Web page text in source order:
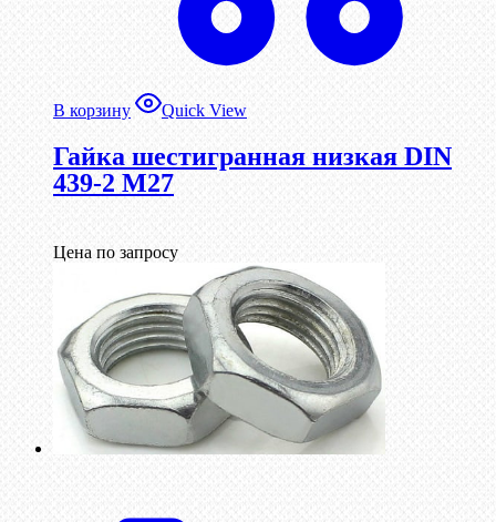
В корзину Quick View
Гайка шестигранная низкая DIN
439-2 М27
Цена по запросу